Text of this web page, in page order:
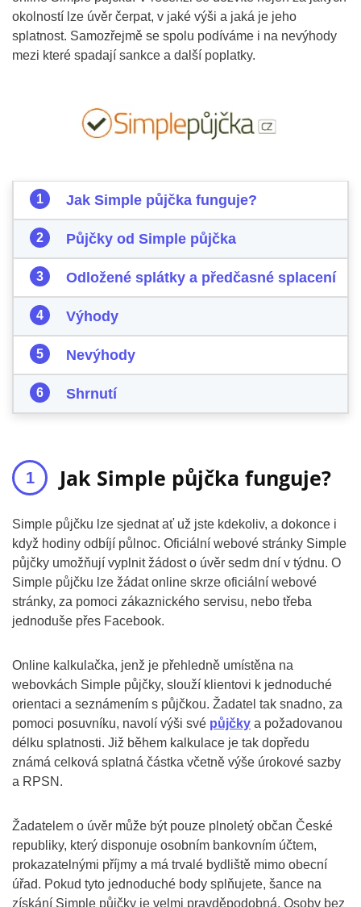
okolností lze úvěr čerpat, v jaké výši a jaká je jeho
splatnost. Samozřejmě se spolu podíváme i na nevýhody
mezi které spadají sankce a další poplatky.
Jak Simple půjčka funguje?
Půjčky od Simple půjčka
Odložené splátky a předčasné splacení
Výhody
Nevýhody
Shrnutí
Jak Simple půjčka funguje?
Simple půjčku lze sjednat ať už jste kdekoliv, a dokonce i
když hodiny odbíjí půlnoc. Oficiální webové stránky Simple
půjčky umožňují vyplnit žádost o úvěr sedm dní v týdnu. O
Simple půjčku lze žádat online skrze oficiální webové
stránky, za pomoci zákaznického servisu, nebo třeba
jednoduše přes Facebook.
Online kalkulačka, jenž je přehledně umístěna na
webovkách Simple půjčky, slouží klientovi k jednoduché
orientaci a seznámením s půjčkou. Žadatel tak snadno, za
pomoci posuvníku, navolí výši své půjčky a požadovanou
délku splatnosti. Již během kalkulace je tak dopředu
známá celková splatná částka včetně výše úrokové sazby
a RPSN.
Žadatelem o úvěr může být pouze plnoletý občan České
republiky, který disponuje osobním bankovním účtem,
prokazatelnými příjmy a má trvalé bydliště mimo obecní
úřad. Pokud tyto jednoduché body splňujete, šance na
získání Simple půjčky je velmi pravděpodobná. Osoby bez